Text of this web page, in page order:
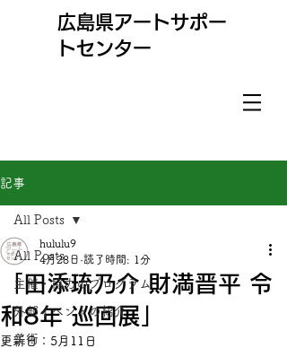
​広島県アートサポー
トセンター
記事
All Posts
主催・協力のプログラム
外部イベントの紹介
美術
All Posts
「田添琉乃介 財満晋平 令
和8年 巡回展」
hululu9
4月28日 読了時間: 1分
更新日： 5月11日